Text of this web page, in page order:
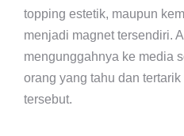
topping estetik, maupun
menjadi magnet tersendiri.
mengunggahnya ke media
orang yang tahu dan
tersebut.